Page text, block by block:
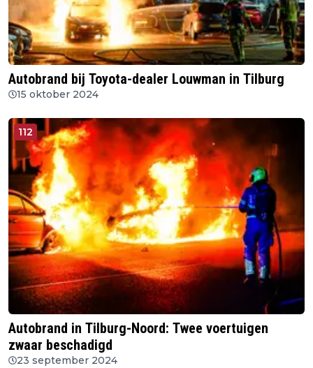
Autobrand bij Toyota-dealer Louwman in Tilburg
15 oktober 2024
112
Autobrand in Tilburg-Noord: Twee voertuigen
zwaar beschadigd
23 september 2024